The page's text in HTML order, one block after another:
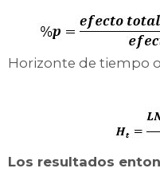
Horizonte de tiempo
Los resultados